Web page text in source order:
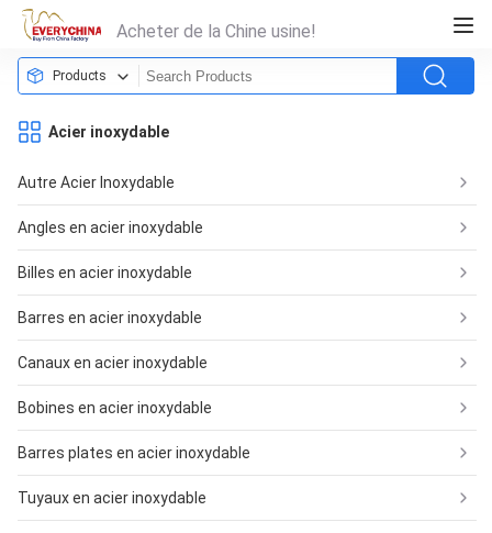
Acheter de la Chine usine!
Products
Acier inoxydable
Autre Acier Inoxydable
Angles en acier inoxydable
Billes en acier inoxydable
Barres en acier inoxydable
Canaux en acier inoxydable
Bobines en acier inoxydable
Barres plates en acier inoxydable
Tuyaux en acier inoxydable